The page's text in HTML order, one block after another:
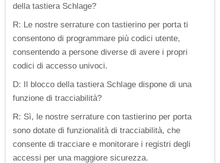
della tastiera Schlage?
R: Le nostre serrature con tastierino per porta ti
consentono di programmare più codici utente,
consentendo a persone diverse di avere i propri
codici di accesso univoci.
D: Il blocco della tastiera Schlage dispone di una
funzione di tracciabilità?
R: Sì, le nostre serrature con tastierino per porta
sono dotate di funzionalità di tracciabilità, che
consente di tracciare e monitorare i registri degli
accessi per una maggiore sicurezza.